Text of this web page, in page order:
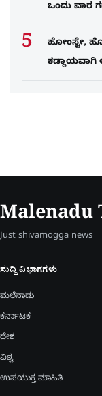
ಒಂದು ವಾರ
ಹೋಂಸ್ಟೇ,
ಕಡ್ಡಾಯವಾಗಿ
Malenadu
Just shivamogga news
ಸುದ್ದಿ ವಿಭಾಗಗಳು
ಮಲೆನಾಡು
ಕರ್ನಾಟಕ
ದೇಶ
ವಿಶ್ವ
ಉಪಯುಕ್ತ ಮಾಹಿತಿ